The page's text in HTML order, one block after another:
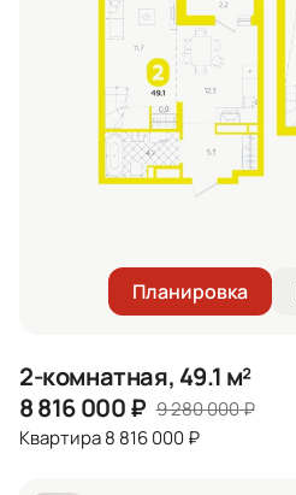
Планировка
2-комнатная, 49.1 м²
8 816 000₽ 9 280 000₽
Квартира 8 816 000 ₽